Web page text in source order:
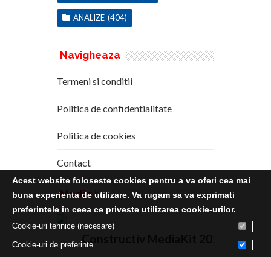
ANALIZE (404)
Navigheaza
Termeni si conditii
Politica de confidentialitate
Politica de cookies
Contact
Media Kit
Constructiv MediaKit 2020
Acest website foloseste cookies pentru a va oferi cea mai
buna experienta de utilizare. Va rugam sa va exprimati
preferintele in ceea ce priveste utilizarea cookie-urilor.
Cookie-uri tehnice (necesare)
Cookie-uri de preferinte